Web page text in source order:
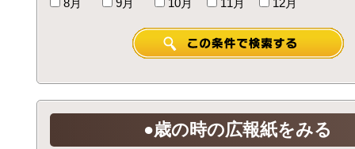
8月
9月 10月 11月 12月
●歳の時の広報紙をみる